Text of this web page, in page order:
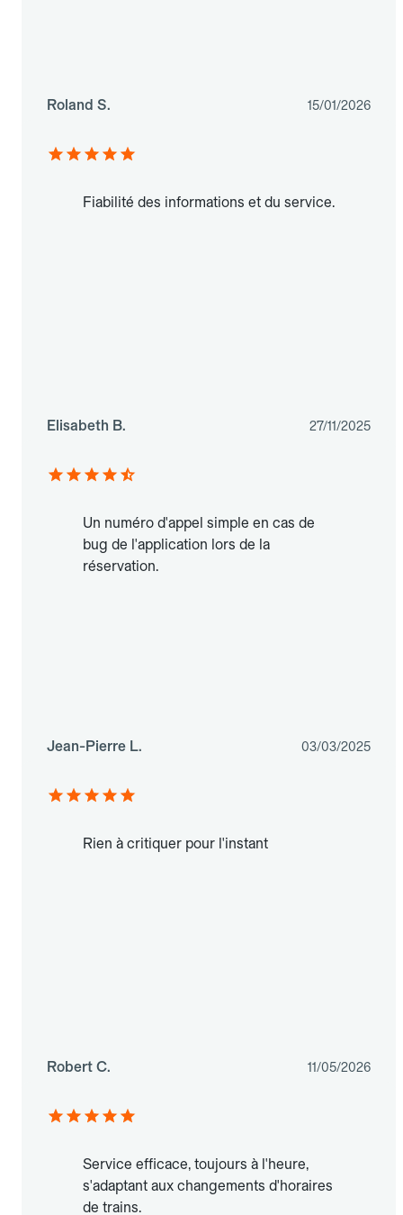
Roland S. 15/01/2026
Fiabilité des informations et du service.
Elisabeth B. 27/11/2025
Un numéro d'appel simple en cas de
bug de l'application lors de la
réservation.
Jean-Pierre L. 03/03/2025
Rien à critiquer pour l'instant
Robert C. 11/05/2026
Service efficace, toujours à l'heure,
s'adaptant aux changements d'horaires
de trains.